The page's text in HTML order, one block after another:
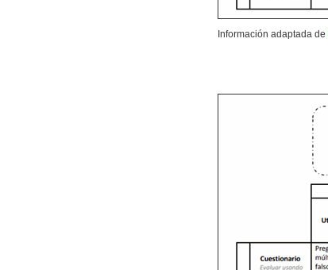
Información adaptada de